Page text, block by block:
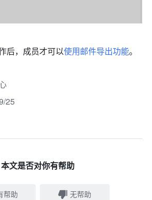
后，成员才可以使用邮件导出功能。
25
本文是否对你有帮助
帮助 无帮助